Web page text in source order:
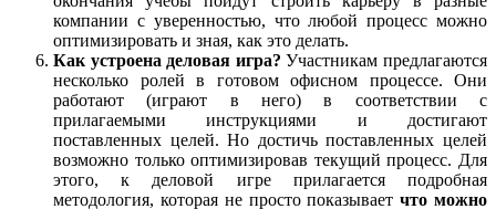
компании с уверенностью, что любой процесс можно
оптимизировать и зная, как это делать.
Как устроена деловая игра? Участникам предлагаются
несколько ролей в готовом офисном процессе. Они
работают (играют в него) в соответствии с
прилагаемыми инструкциями и достигают
поставленных целей. Но достичь поставленных целей
возможно только оптимизировав текущий процесс. Для
этого, к деловой игре прилагается подробная
методология, которая не просто показываетчто можно